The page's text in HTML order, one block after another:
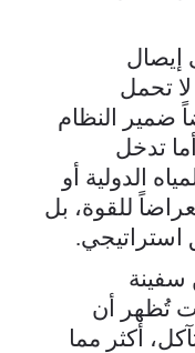
إيصال
تحمل
ضمير النظام
تدخل
الدولية أو
للقوة، بل
سفينة
تُظهر أن
أكثر مما